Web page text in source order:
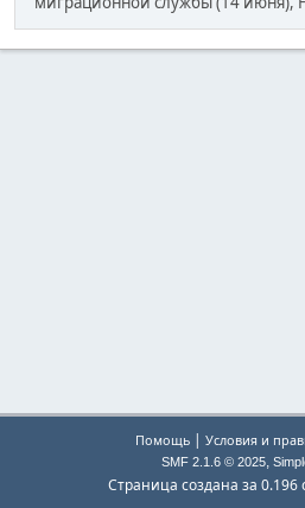
Помощь | Условия и
SMF 2.1.6 © 2025,
Страница создана за 0.196